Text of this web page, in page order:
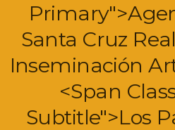
Santa Cruz
Inseminación
<span
Subtitle">Los